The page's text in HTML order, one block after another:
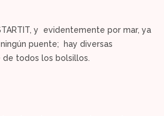
y evidentemente por mar, ya
puente; hay diversas
todos los bolsillos.